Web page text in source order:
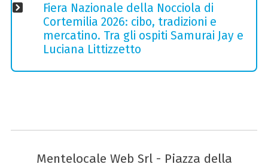
Fiera Nazionale della Nocciola di
Cortemilia 2026: cibo, tradizioni e
mercatino. Tra gli ospiti Samurai Jay e
Luciana Littizzetto
Mentelocale Web Srl - Piazza della